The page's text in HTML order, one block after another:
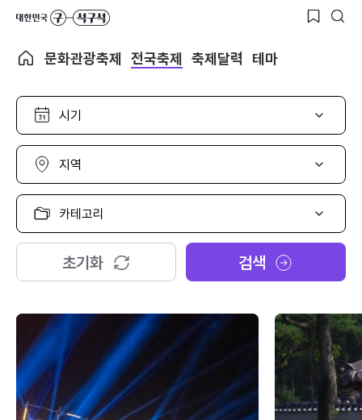
문화관광축제 전국축제 축제달력 테마
시
선
택
지
선
택
카
고
리
택
초기화 검색